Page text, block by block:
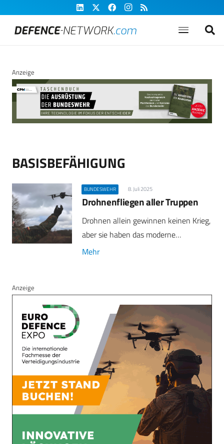
Anzeige
BASISBEFÄHIGUNG
BUNDESWEHR 8. Juli 2025
Drohnenfliegen aller Truppen
Drohnen allein gewinnen keinen Krieg,
aber sie haben das moderne…
Mehr
Anzeige